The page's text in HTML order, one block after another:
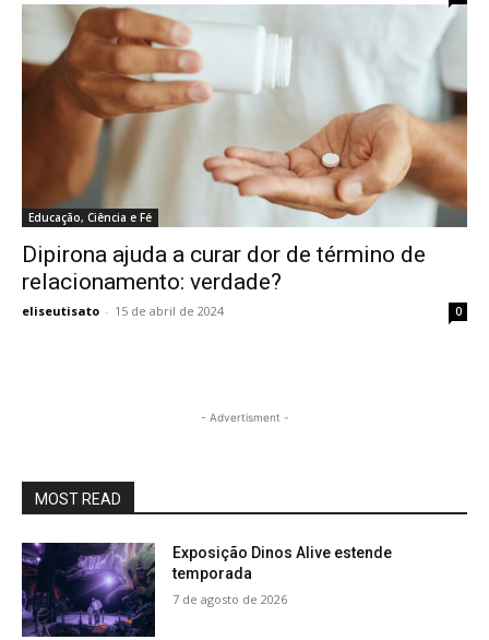
Educação, Ciência e Fé
Dipirona ajuda a curar dor de término de
relacionamento: verdade?
eliseutisato - 15 de abril de 2024 0
- Advertisment -
MOST READ
Exposição Dinos Alive estende
temporada
7 de agosto de 2026